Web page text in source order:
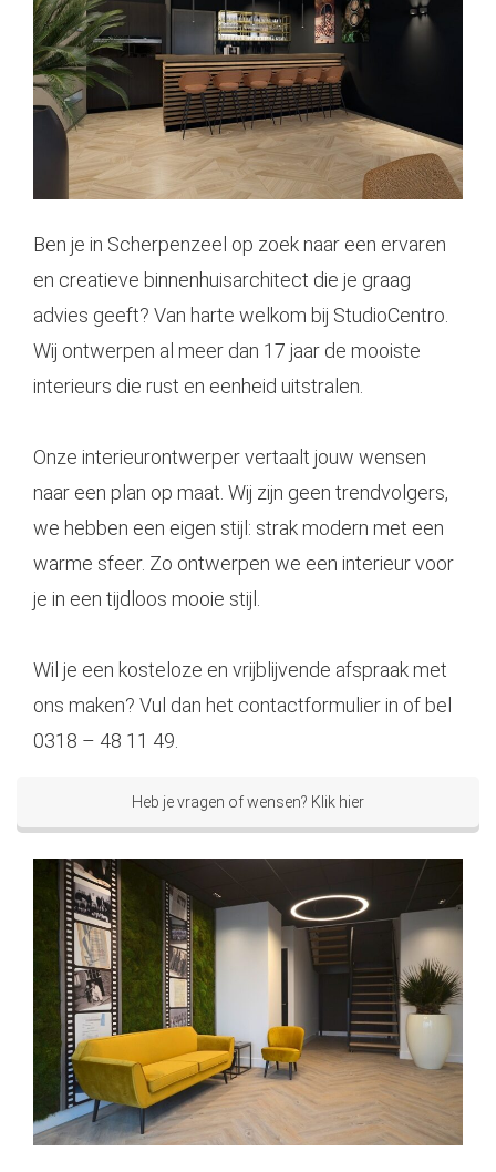
Ben je in Scherpenzeel op zoek naar een ervaren
en creatieve binnenhuisarchitect die je graag
advies geeft? Van harte welkom bij StudioCentro.
Wij ontwerpen al meer dan 17 jaar de mooiste
interieurs die rust en eenheid uitstralen.
Onze interieurontwerpervertaalt jouw wensen
naar een plan op maat. Wij zijn geen trendvolgers,
we hebben een eigen stijl: strak modern met een
warme sfeer. Zo ontwerpen we een interieur voor
je in een tijdloos mooie stijl.
Wil je een kosteloze en vrijblijvende afspraak met
ons maken? Vul dan het contactformulier in of bel
0318 – 48 11 49.
Heb je vragen of wensen? Klik hier